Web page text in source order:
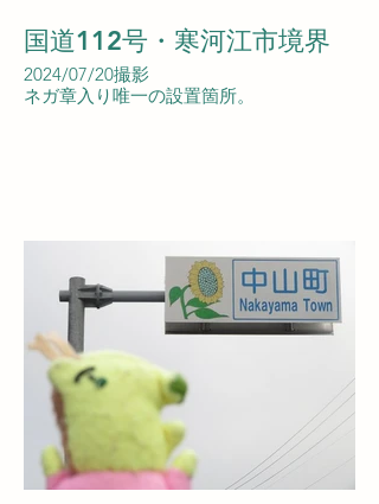
国道112号・寒河江市境界
2024/07/20撮影
ネガ章入り唯一の設置箇所。